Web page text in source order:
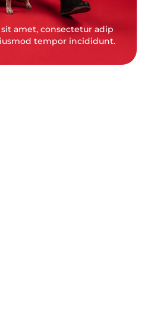
amet, consectetur adip
tempor incididunt.